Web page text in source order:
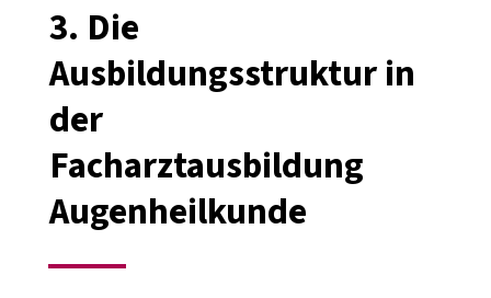
3. Die
Ausbildungsstruktur in
der
Facharztausbildung
Augenheilkunde